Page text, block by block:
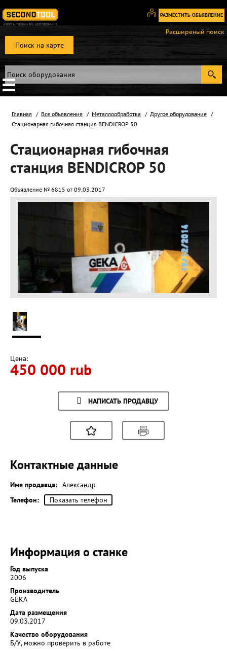
РАЗМЕСТИТЬ ОБЬЯВЛЕНИЕ
Вход
Регистрация
Поиск на карте
Расширеный поиск
Главная Все объявления Металлообработка
Другое оборудование
Стационарная гибочная станция BENDICROP 50
Стационарная гибочная
станция BENDICROP 50
Объявление № 6815 от 09.03.2017
Цена:
450 000 rub
НАПИСАТЬ ПРОДАВЦУ
Контактные данные
Имя продавца: Александр
Телефон:
Показать телефон
Информация о станке
Год выпуска
2006
Производитель
GEKA
Дата размещения
09.03.2017
Качество оборудования
Б/У, можно проверить в работе